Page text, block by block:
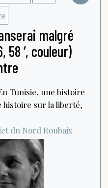
malgré
58 ‘, couleur)
Tunisie, une histoire
histoire sur la liberté,
du Nord Roubaix